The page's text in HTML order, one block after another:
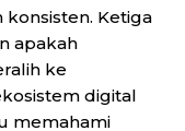
konsisten. Ketiga
apakah
ke
digital
memahami